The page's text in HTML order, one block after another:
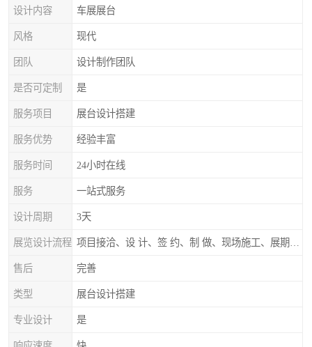
设计内容 车展展台
风格 现代
团队 设计制作团队
是否可定制 是
服务项目 展台设计搭建
服务优势 经验丰富
服务时间 24小时在线
服务 一站式服务
设计周期 3天
展览设计流程
售后 完善
类型 展台设计搭建
专业设计 是